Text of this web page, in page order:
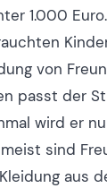
1.000
von
passt der
wird er
sind
aus